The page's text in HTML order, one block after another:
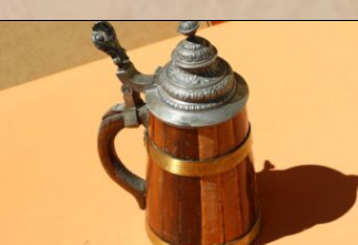
Bierkrug „Reiter“ mit
Zinndeckel | Kunst und
Skulpturen
Allerlei Kunst und Skulpturen